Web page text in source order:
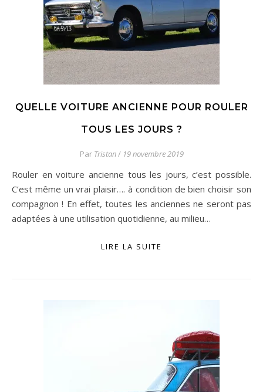
QUELLE VOITURE ANCIENNE POUR ROULER
TOUS LES JOURS ?
Par Tristan/ 19 novembre 2019
Rouler en voiture ancienne tous les jours, c’est possible.
C’est même un vrai plaisir…. à condition de bien choisir son
compagnon ! En effet, toutes les anciennes ne seront pas
adaptées à une utilisation quotidienne, au milieu…
LIRE LA SUITE